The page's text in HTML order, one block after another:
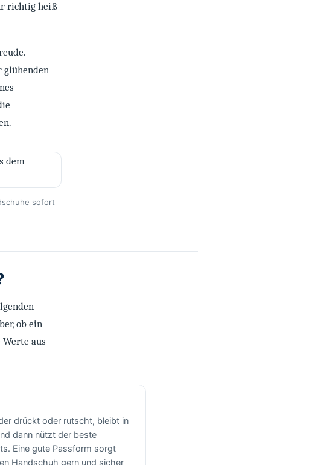
richtig heiß
glühenden
sofort
ob ein
aus
drückt oder rutscht, bleibt in
dann nützt der beste
Eine gute Passform sorgt
Handschuh gern und sicher